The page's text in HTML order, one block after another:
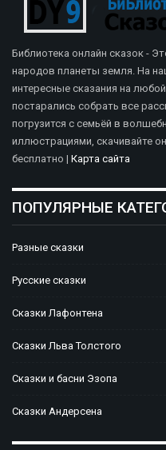
Библиотека онлайн сказок -
народов планеты земля. На
интересные сказания на
постарались собрать все
погрузится с семьёй в
иллюстрациями, скачивайте
бесплатно | Карта сайта
ПОПУЛЯРНЫЕ
Разные сказки
Русские сказки
Сказки Лафонтена
Сказки Льва Толстого
Сказки и басни Эзопа
Сказки Андерсена